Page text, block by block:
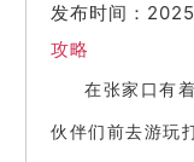
发布时间：
攻略
在张家口有
伙伴们前去游玩